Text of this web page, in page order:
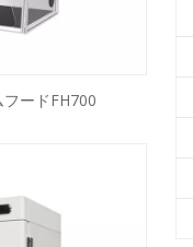
ードFH700